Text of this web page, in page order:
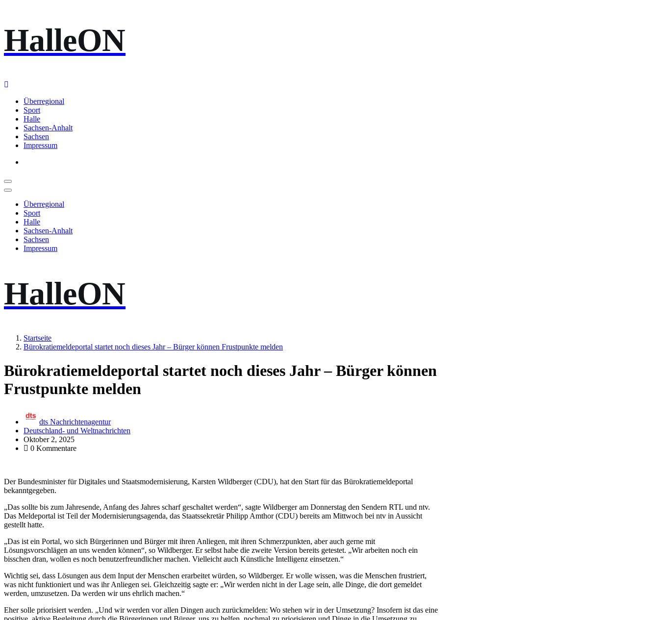
Inhalt
springen
HalleON
Überregional
Sport
Halle
Sachsen-Anhalt
Sachsen
Impressum
Überregional
Sport
Halle
Sachsen-Anhalt
Sachsen
Impressum
HalleON
Startseite
Bürokratiemeldeportal startet noch dieses Jahr – Bürger können Frustpunkte melden
Bürokratiemeldeportal startet noch dieses Jahr – Bürger können
Frustpunkte melden
dts Nachrichtenagentur
Deutschland- und Weltnachrichten
Oktober 2, 2025
0 Kommentare
Der Bundesminister für Digitales und Staatsmodernisierung, Karsten Wildberger (CDU), hat den Start für das Bürokratiemeldeportal
bekanntgegeben.
„Das sollte bis zum Jahresende, Anfang des Jahres scharf geschaltet werden“, sagte Wildberger am Donnerstag den Sendern RTL und ntv.
Das Meldeportal ist Teil der Modernisierungsagenda, das Staatssekretär Philipp Amthor (CDU) bereits am Mittwoch bei ntv in Aussicht
gestellt hatte.
„Das ist ein Portal, wo sich Bürgerinnen und Bürger mit ihren Anliegen, mit ihren Schmerzpunkten, aber auch gerne mit
Lösungsvorschlägen an uns wenden können“, so Wildberger. Er selbst habe die zweite Version bereits getestet. „Wir arbeiten noch ein
bisschen dran, wollen es noch benutzerfreundlicher machen. Vielleicht auch Künstliche Intelligenz einsetzen.“
Wichtig sei, dass Lösungen aus dem Input der Menschen erarbeitet würden, so Wildberger. Er wolle wissen, was die Menschen frustriert,
was nicht funktioniert und was ihr Anliegen sei. Gleichzeitig sagte er: „Wir werden nicht in der Lage sein, alle Dinge, die dort gemeldet
werden, umzusetzen. Da werden wir uns ehrlich machen.“
Eher solle priorisiert werden. „Und wir werden vor allen Dingen auch zurückmelden: Wo stehen wir in der Umsetzung? Insofern ist das eine